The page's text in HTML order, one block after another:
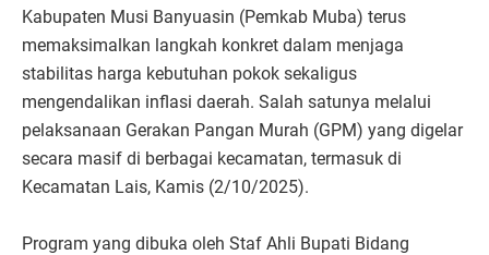
Kabupaten Musi Banyuasin (Pemkab Muba) terus
memaksimalkan langkah konkret dalam menjaga
stabilitas harga kebutuhan pokok sekaligus
mengendalikan inflasi daerah. Salah satunya melalui
pelaksanaan Gerakan Pangan Murah (GPM) yang digelar
secara masif di berbagai kecamatan, termasuk di
Kecamatan Lais, Kamis (2/10/2025).
Program yang dibuka oleh Staf Ahli Bupati Bidang